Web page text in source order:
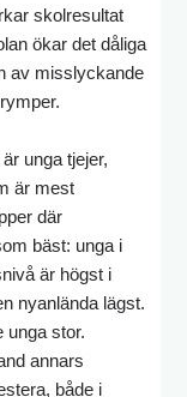
skolresultat
ökar det dåliga
av misslyckande
unga tjejer,
är mest
där
bäst: unga i
är högst i
nyanlända lägst.
unga stor.
annars
både i